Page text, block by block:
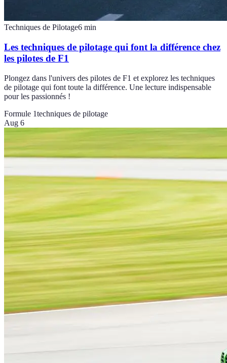
Techniques de Pilotage6 min
Les techniques de pilotage qui font la différence chez
les pilotes de F1
Plongez dans l'univers des pilotes de F1 et explorez les techniques
de pilotage qui font toute la différence. Une lecture indispensable
pour les passionnés !
Formule 1techniques de pilotage
Aug 6